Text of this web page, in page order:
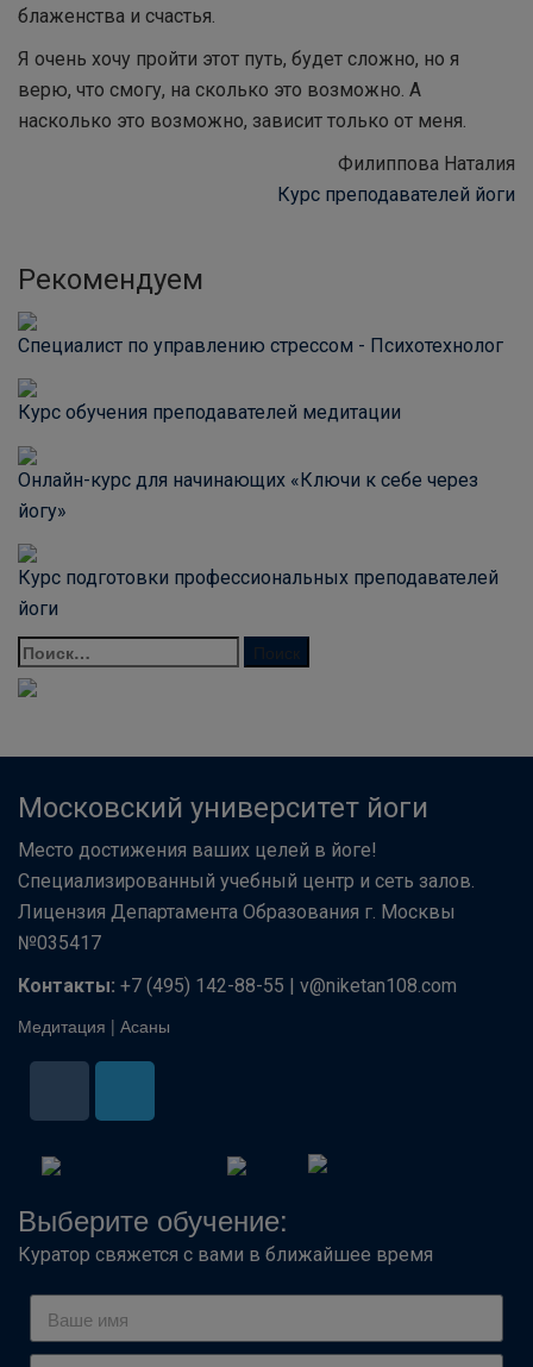
блаженства и счастья.
Я очень хочу пройти этот путь, будет сложно, но я
верю, что смогу, на сколько это возможно. А
насколько это возможно, зависит только от меня.
Филиппова Наталия
Курс преподавателей йоги
Рекомендуем
Специалист по управлению стрессом - Психотехнолог
Курс обучения преподавателей медитации
Онлайн-курс для начинающих «Ключи к себе через
йогу»
Курс подготовки профессиональных преподавателей
йоги
Московский университет йоги
Место достижения ваших целей в йоге!
Специализированный учебный центр и сеть залов.
Лицензия Департамента Образования г. Москвы
№035417
Контакты: +7 (495) 142-88-55 | v@niketan108.com
Медитация | Асаны
Выберите обучение:
Куратор свяжется с вами в ближайшее время